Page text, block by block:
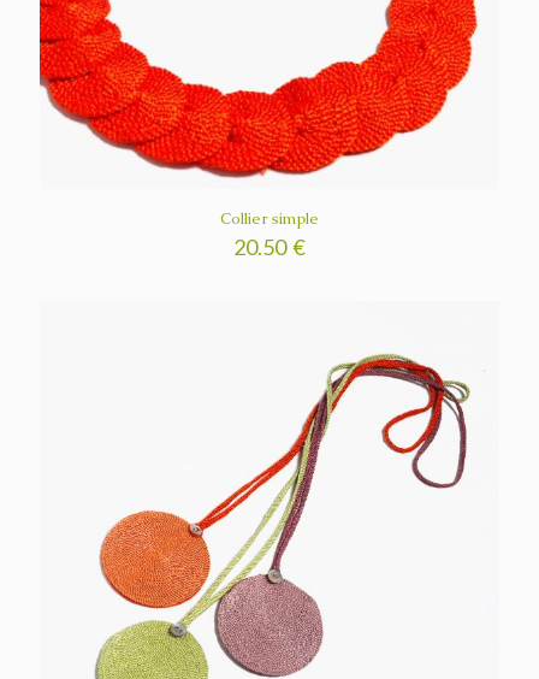
Collier simple
20.50 €